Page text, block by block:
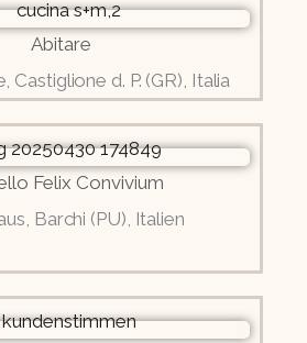
Abitare
Castiglione d. P. (GR), Italia
Felix Convivium
Barchi (PU), Italien